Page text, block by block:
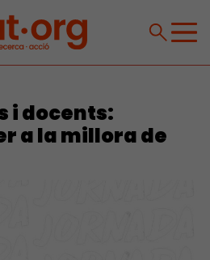
i docents:
a la millora de